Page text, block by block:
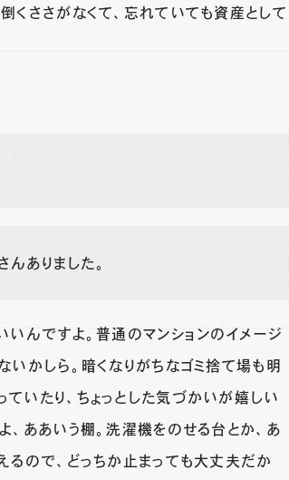
くささがなくて、忘れていても資産として
ありました。
いんですよ。普通のマンションのイメージ
かしら。暗くなりがちなゴミ捨て場も明
いたり、ちょっとした気づかいが嬉しい
、ああいう棚。洗濯機をのせる台とか、あ
るので、どっちか止まっても大丈夫だか